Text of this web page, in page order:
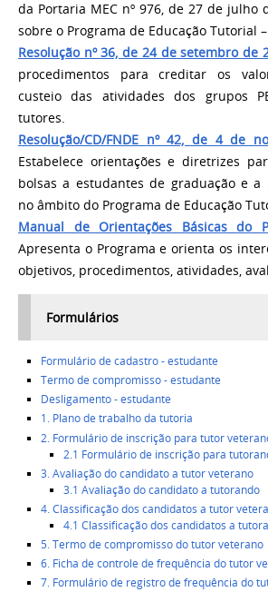
da Portaria MEC nº 976, de 27 de julho
sobre o Programa de Educação Tutorial –
Resolução nº 36, de 24 de setembro de
procedimentos para creditar os
custeio das atividades dos grupos
tutores.
Resolução/CD/FNDE nº 42, de 4 de
Estabelece orientações e diretrizes
bolsas a estudantes de graduação e a
no âmbito do Programa de Educação
Manual de Orientações Básicas do
Apresenta o Programa e orienta os
objetivos, procedimentos, atividades,
Formulários
Formulário de cadastro - estudante
Termo de compromisso - estudante
Desligamento - estudante
1. Plano de trabalho da tutoria
2. Formulário de inscrição para tutor
2.1 Formulário de inscrição para
3. Avaliação do candidato a tutor veterano
3.1 Avaliação do candidato a tutorando
4. Classificação dos candidatos a tutor
4.1 Classificação dos candidatos a
5. Termo de compromisso do tutor veterano
6. Ficha de controle de frequência do tutor
7. Formulário de registro de frequência do